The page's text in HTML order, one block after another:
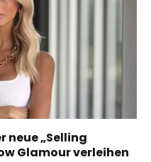
neue „Selling
Glamour verleihen